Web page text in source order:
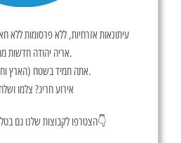
עיתונאות אזרחיות, ללא פרסומות ללא
אריה יהודה חדשות מתפרצות.
אתה תמיד בשטח (הארץ וחו”ל) ללא איום.
אירוע חריג? צלמו
הצטרפו לקבוצות שלנו גם בטלגרם גם בוואטסאפ👇